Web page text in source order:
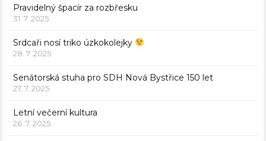
Pravidelný špacír za rozbřesku
31. 7. 2025
Srdcaři nosí triko úzkokolejky
28. 7. 2025
Senátorská stuha pro SDH Nová Bystřice 150 let
27. 7. 2025
Letní večerní kultura
26. 7. 2025